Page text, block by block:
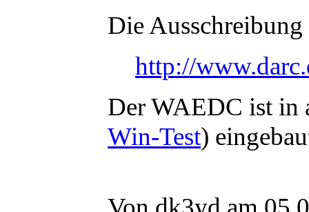
Die
http://
Der WAEDC ist in
Win-Test)